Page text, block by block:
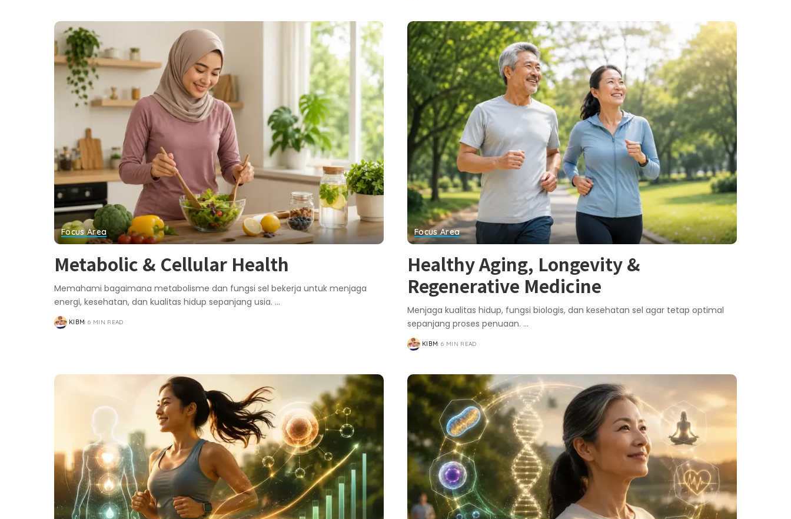
Focus Area
Metabolic & Cellular Health
Memahami bagaimana metabolisme dan fungsi sel bekerja untuk menjaga
energi, kesehatan, dan kualitas hidup sepanjang usia. ...
POSTED
KIBM 6 MIN READ
Focus Area
Healthy Aging, Longevity &
Regenerative Medicine
Menjaga kualitas hidup, fungsi biologis, dan kesehatan sel agar tetap optimal
sepanjang proses penuaan. ...
POSTED
KIBM 6 MIN READ